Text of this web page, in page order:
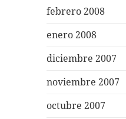
febrero 2008
enero 2008
diciembre 2007
noviembre 2007
octubre 2007